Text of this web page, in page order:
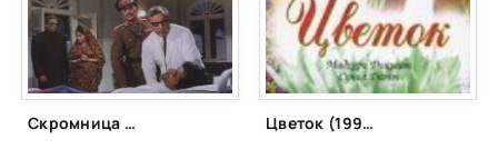
Скромница (1971) Цветок (1993)